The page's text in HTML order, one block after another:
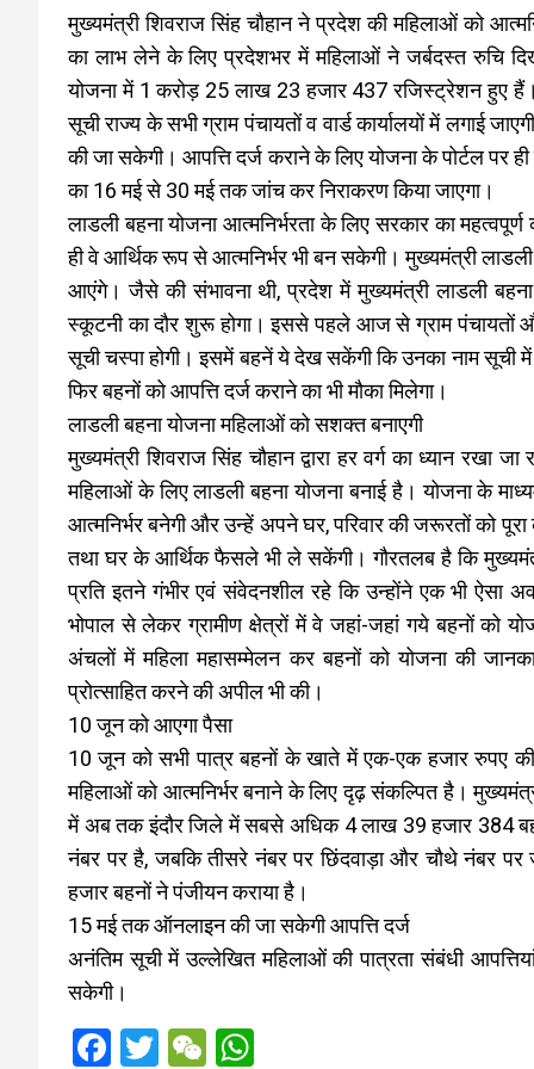
मुख्यमंत्री शिवराज सिंह चौहान ने प्रदेश की महिलाओं को
का लाभ लेने के लिए प्रदेशभर में महिलाओं ने जर्बदस्त रुचि
योजना में 1 करोड़ 25 लाख 23 हजार 437 रजिस्ट्रेशन हुए
सूची राज्य के सभी ग्राम पंचायतों व वार्ड कार्यालयों में लगाई
की जा सकेगी। आपत्ति दर्ज कराने के लिए योजना के पोर्टल पर
का 16 मई से 30 मई तक जांच कर निराकरण किया जाएगा।
लाडली बहना योजना आत्मनिर्भरता के लिए सरकार का
ही वे आर्थिक रूप से आत्मनिर्भर भी बन सकेगी। मुख्यमंत्री
आएंगे। जैसे की संभावना थी, प्रदेश में मुख्यमंत्री लाडली
स्कूटनी का दौर शुरू होगा। इससे पहले आज से ग्राम पंचायतों
सूची चस्पा होगी। इसमें बहनें ये देख सकेंगी कि उनका नाम सूची में
फिर बहनों को आपत्ति दर्ज कराने का भी मौका मिलेगा।
लाडली बहना योजना महिलाओं को सशक्त बनाएगी
मुख्यमंत्री शिवराज सिंह चौहान द्वारा हर वर्ग का ध्यान रखा
महिलाओं के लिए लाडली बहना योजना बनाई है। योजना के
आत्मनिर्भर बनेगी और उन्हें अपने घर, परिवार की जरूरतों को
तथा घर के आर्थिक फैसले भी ले सकेंगी। गौरतलब है कि
प्रति इतने गंभीर एवं संवेदनशील रहे कि उन्होंने एक भी ऐसा
भोपाल से लेकर ग्रामीण क्षेत्रों में वे जहां-जहां गये बहनों को
अंचलों में महिला महासम्मेलन कर बहनों को योजना की
प्रोत्साहित करने की अपील भी की।
10 जून को आएगा पैसा
10 जून को सभी पात्र बहनों के खाते में एक-एक हजार रुपए
महिलाओं को आत्मनिर्भर बनाने के लिए दृढ़ संकल्पित है।
में अब तक इंदौर जिले में सबसे अधिक 4 लाख 39 हजार 384
नंबर पर है, जबकि तीसरे नंबर पर छिंदवाड़ा और चौथे नंबर
हजार बहनों ने पंजीयन कराया है।
15 मई तक ऑनलाइन की जा सकेगी आपत्ति दर्ज
अनंतिम सूची में उल्लेखित महिलाओं की पात्रता संबंधी
सकेगी।
F
T
W